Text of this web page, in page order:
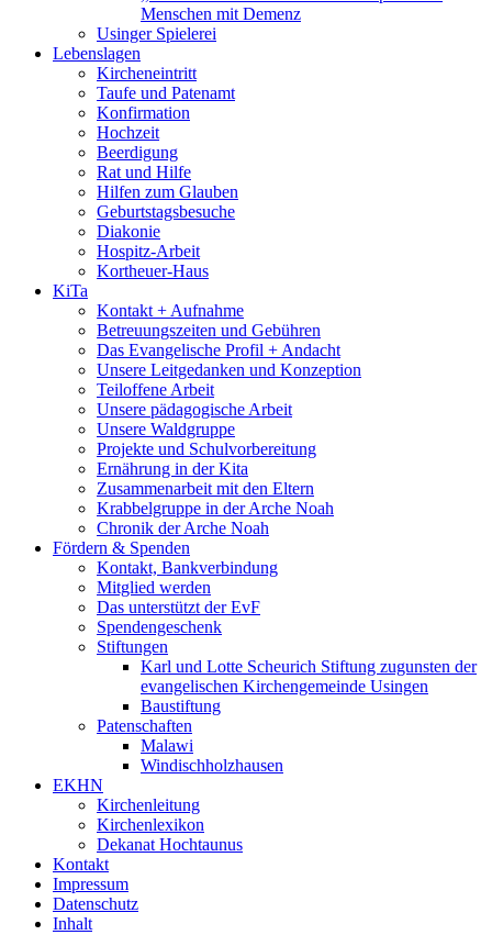
Menschen mit Demenz
Usinger Spielerei
Lebenslagen
Kircheneintritt
Taufe und Patenamt
Konfirmation
Hochzeit
Beerdigung
Rat und Hilfe
Hilfen zum Glauben
Geburtstagsbesuche
Diakonie
Hospitz-Arbeit
Kortheuer-Haus
KiTa
Kontakt + Aufnahme
Betreuungszeiten und Gebühren
Das Evangelische Profil + Andacht
Unsere Leitgedanken und Konzeption
Teiloffene Arbeit
Unsere pädagogische Arbeit
Unsere Waldgruppe
Projekte und Schulvorbereitung
Ernährung in der Kita
Zusammenarbeit mit den Eltern
Krabbelgruppe in der Arche Noah
Chronik der Arche Noah
Fördern & Spenden
Kontakt, Bankverbindung
Mitglied werden
Das unterstützt der EvF
Spendengeschenk
Stiftungen
Karl und Lotte Scheurich Stiftung zugunsten der
evangelischen Kirchengemeinde Usingen
Baustiftung
Patenschaften
Malawi
Windischholzhausen
EKHN
Kirchenleitung
Kirchenlexikon
Dekanat Hochtaunus
Kontakt
Impressum
Datenschutz
Inhalt